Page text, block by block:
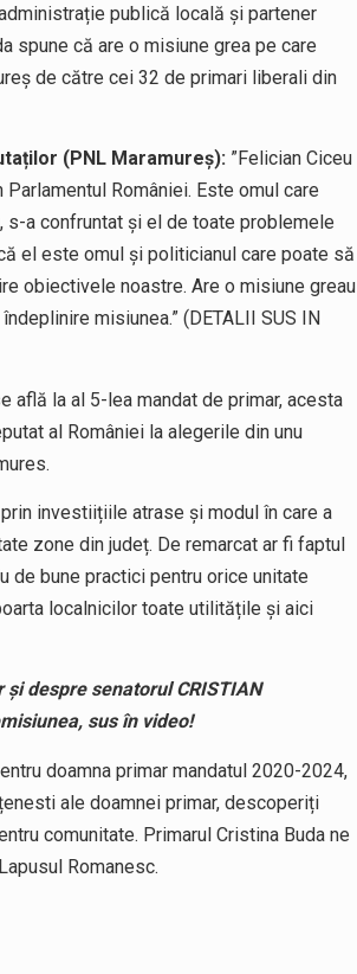
publică locală și partener
spune că are o misiune grea pe care
de către cei 32 de primari liberali din
(PNL Maramureș): ”Felician Ciceu
României. Este omul care
s-a confruntat și el de toate problemele
el este omul și politicianul care poate să
obiectivele noastre. Are o misiune greau
misiunea.” (DETALII SUS IN
află la al 5-lea mandat de primar, acesta
al României la alegerile din unu
investiițiile atrase și modul în care a
zone din județ. De remarcat ar fi faptul
de bune practici pentru orice unitate
localnicilor toate utilitățile și aici
și despre senatorul CRISTIAN
sus în video!
doamna primar mandatul 2020-2024,
ale doamnei primar, descoperiți
comunitate. Primarul Cristina Buda ne
Romanesc.